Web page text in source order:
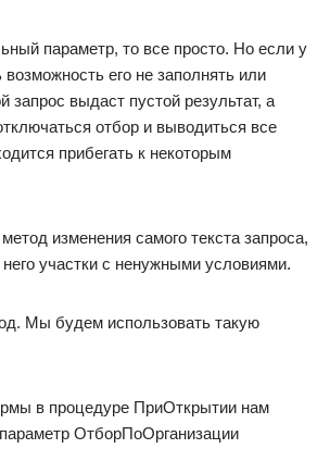
параметр, то все просто. Но если у
возможность его не заполнять или
запрос выдаст пустой результат, а
отбор и выводиться все
прибегать к некоторым
изменения самого текста запроса,
участки с ненужными условиями.
Мы будем использовать такую
в процедуре ПриОткрытии нам
ОтборПоОрганизации